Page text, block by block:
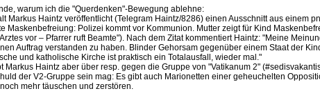
warum ich die "Querdenken"-Bewegung ablehne:
Markus Haintz veröffentlicht (Telegram Haintz/8286) einen Ausschnitt aus einem
Maskenbefreiung: Polizei kommt vor Kommunion. Mutter zeigt für Kind
vor – Pfarrer ruft Beamte"). Nach dem Zitat kommentiert Haintz: "Meine
Auftrag verstanden zu haben. Blinder Gehorsam gegenüber einem Staat der
und katholische Kirche ist praktisch ein Totalausfall, wieder mal."
Markus Haintz aber über resp. gegen die Gruppe von "Vatikanum 2"
der V2-Gruppe sein mag: Es gibt auch Marionetten einer geheuchelten
mehr täuschen und zerstören.